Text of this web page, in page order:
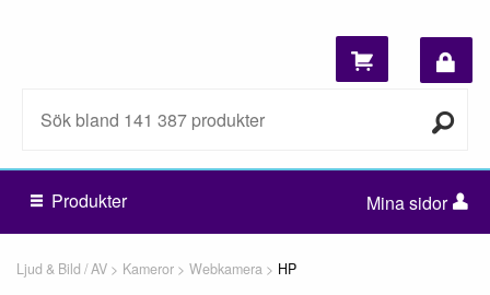
Produkter Mina sidor
Ljud & Bild / AV Kameror Webkamera HP